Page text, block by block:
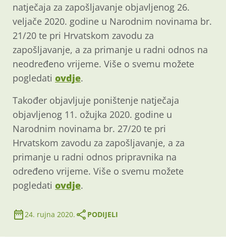
natječaja za zapošljavanje objavljenog 26.
veljače 2020. godine u Narodnim novinama br.
21/20 te pri Hrvatskom zavodu za
zapošljavanje, a za primanje u radni odnos na
neodređeno vrijeme. Više o svemu možete
pogledati ovdje.
Također objavljuje poništenje natječaja
objavljenog 11. ožujka 2020. godine u
Narodnim novinama br. 27/20 te pri
Hrvatskom zavodu za zapošljavanje, a za
primanje u radni odnos pripravnika na
određeno vrijeme. Više o svemu možete
pogledati ovdje.
24. rujna 2020. PODIJELI